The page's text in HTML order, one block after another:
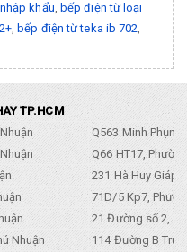
khẩu, bếp điện từ loại
, bếp điện từ teka ib 702,
TP.HCM
Q563 Minh
Q66 HT17,
231 Hà Huy Giáp,
71D/5 Kp7,
21 Đường số 2,
Nhuận
114 Đường B